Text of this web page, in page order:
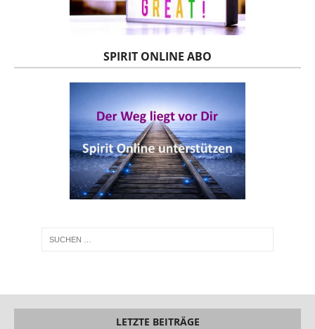
SPIRIT ONLINE ABO
LETZTE BEITRÄGE